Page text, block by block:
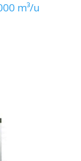
m³/u